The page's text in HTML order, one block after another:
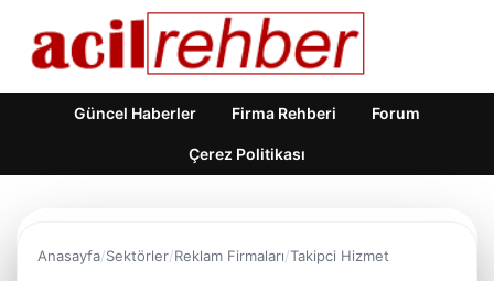
Güncel Haberler Firma Rehberi Forum
Çerez Politikası
Anasayfa Sektörler Reklam Firmaları Takipci Hizmet